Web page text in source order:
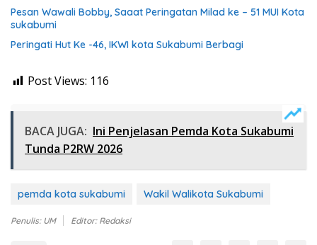
Pesan Wawali Bobby, Saaat Peringatan Milad ke – 51 MUI Kota
sukabumi
Peringati Hut Ke -46, IKWI kota Sukabumi Berbagi
Post Views: 116
BACA JUGA: Ini Penjelasan Pemda Kota Sukabumi
Tunda P2RW 2026
pemda kota sukabumi Wakil Walikota Sukabumi
Penulis: UM Editor: Redaksi